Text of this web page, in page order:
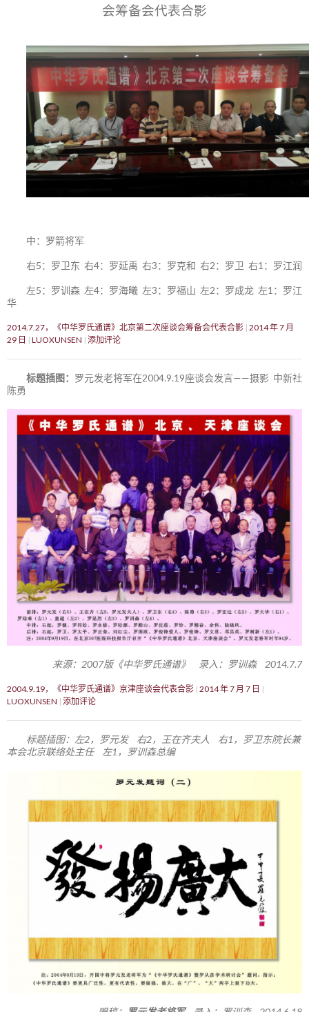
会筹备会代表合影
中：罗箭将军
右5：罗卫东 右4：罗延禹 右3：罗克和 右2：罗卫 右1：罗江润
左5：罗训森 左4：罗海曦 左3：罗福山 左2：罗成龙 左1：罗江
华
2014.7.27，《中华罗氏通谱》北京第二次座谈会筹备会代表合影 2014 年 7 月
29 日
LUOXUNSEN 添加评论
标题插图： 罗元发老将军在2004.9.19座谈会发言——摄影 中新社
陈勇
来源：2007版《中华罗氏通谱》 录入：罗训森 2014.7.7
2004.9.19，《中华罗氏通谱》京津座谈会代表合影 2014 年 7 月 7 日
LUOXUNSEN 添加评论
标题插图：左2，罗元发 右2，王在齐夫人 右1，罗卫东院长兼
本会北京联络处主任 左1，罗训森总编